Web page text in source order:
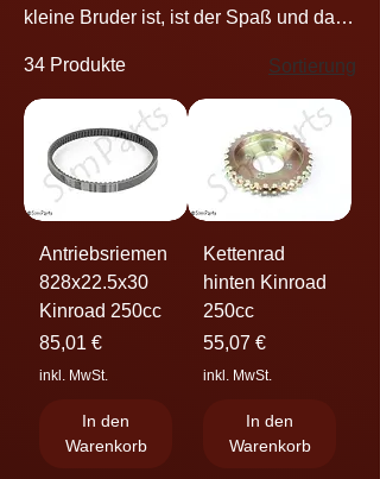
kleine Bruder ist, ist der Spaß und das
34 Produkte
Sortierung
Antriebsriemen
828x22.5x30
Kinroad 250cc
Preis
85,01 €
inkl. MwSt.
In den
Warenkorb
Kettenrad
hinten Kinroad
250cc
Preis
55,07 €
inkl. MwSt.
In den
Warenkorb